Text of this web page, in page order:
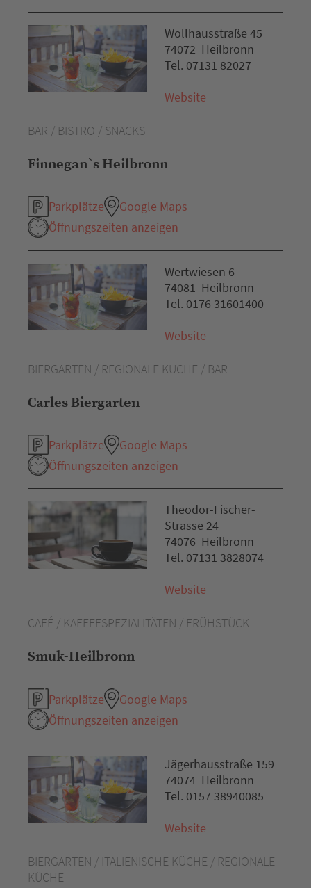
BAR / BISTRO / SNACKS
Finnegan`s Heilbronn
Parkplätze
Google Maps
Öffnungszeiten anzeigen
Wollhausstraße 45
74072 Heilbronn
Tel. 07131 82027
Website
BIERGARTEN / REGIONALE KÜCHE / BAR
Carles Biergarten
Parkplätze
Google Maps
Öffnungszeiten anzeigen
Wertwiesen 6
74081 Heilbronn
Tel. 0176 31601400
Website
CAFÉ / KAFFEESPEZIALITÄTEN / FRÜHSTÜCK
Smuk-Heilbronn
Parkplätze
Google Maps
Öffnungszeiten anzeigen
Theodor-Fischer-
Strasse 24
74076 Heilbronn
Tel. 07131 3828074
Website
BIERGARTEN / ITALIENISCHE KÜCHE / REGIONALE
KÜCHE
Jägerhausstraße 159
74074 Heilbronn
Tel. 0157 38940085
Website